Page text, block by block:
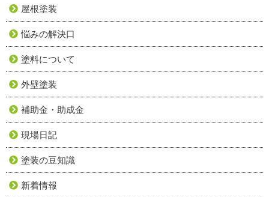
屋根塗装
悩みの解決口
塗料について
外壁塗装
補助金・助成金
現場日記
塗装の豆知識
新着情報